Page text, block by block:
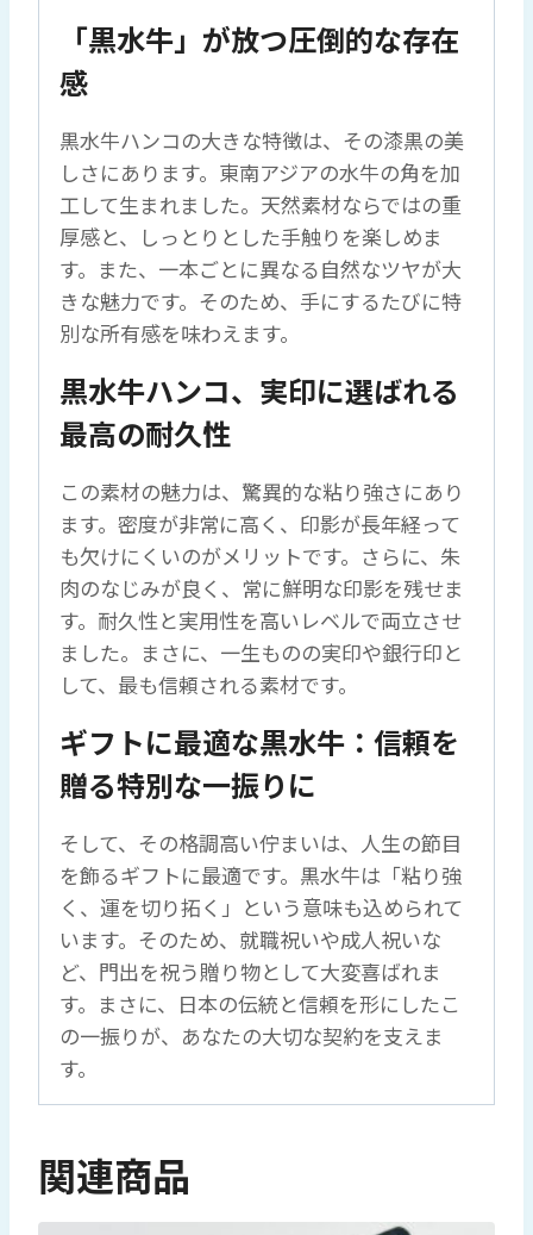
と、
揺
ぎ
な
い
品
格
個
「黒水牛」が放つ圧倒的な存在
感
黒水牛ハンコの大きな特徴は、その漆黒の美
しさにあります。東南アジアの水牛の角を加
工して生まれました。天然素材ならではの重
厚感と、しっとりとした手触りを楽しめま
す。また、一本ごとに異なる自然なツヤが大
きな魅力です。そのため、手にするたびに特
別な所有感を味わえます。
黒水牛ハンコ、実印に選ばれる
最高の耐久性
この素材の魅力は、驚異的な粘り強さにあり
ます。密度が非常に高く、印影が長年経って
も欠けにくいのがメリットです。さらに、朱
肉のなじみが良く、常に鮮明な印影を残せま
す。耐久性と実用性を高いレベルで両立させ
ました。まさに、一生ものの実印や銀行印と
して、最も信頼される素材です。
ギフトに最適な黒水牛：信頼を
贈る特別な一振りに
そして、その格調高い佇まいは、人生の節目
を飾るギフトに最適です。黒水牛は「粘り強
く、運を切り拓く」という意味も込められて
います。そのため、就職祝いや成人祝いな
ど、門出を祝う贈り物として大変喜ばれま
す。まさに、日本の伝統と信頼を形にしたこ
の一振りが、あなたの大切な契約を支えま
す。
関連商品